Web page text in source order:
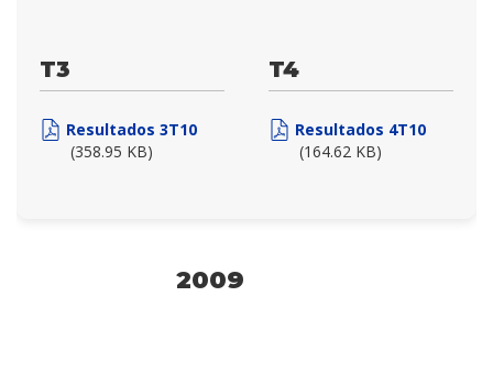
T3
Resultados 3T10
(358.95 KB)
T4
Resultados 4T10
(164.62 KB)
2009